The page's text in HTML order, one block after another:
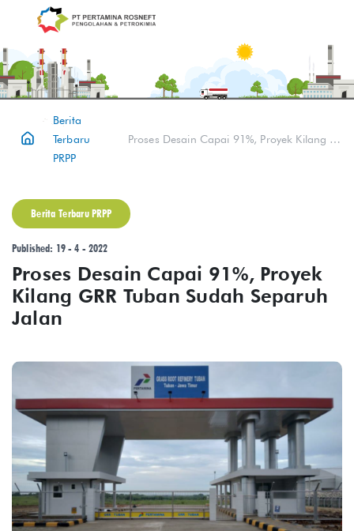
Berita
Terbaru
PRPP
Proses Desain Capai 91%, Proyek Kilang GRR Tuban Sudah Separuh Jalan
Berita Terbaru PRPP
Published: 19 - 4 - 2022
Proses Desain Capai 91%, Proyek
Kilang GRR Tuban Sudah Separuh
Jalan